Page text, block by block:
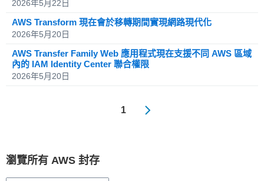
2026年5月22日
AWS Transform 現在會於移轉期間實現網路現代化
2026年5月20日
AWS Transfer Family Web 應用程式現在支援不同 AWS 區域
內的 IAM Identity Center 聯合權限
2026年5月20日
1
瀏覽所有 AWS 封存